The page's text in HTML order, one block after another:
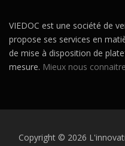
VIEDOC est une société de
propose ses services en
de mise à disposition de
mesure. Mieux nous connaitre
Copyright © 2026